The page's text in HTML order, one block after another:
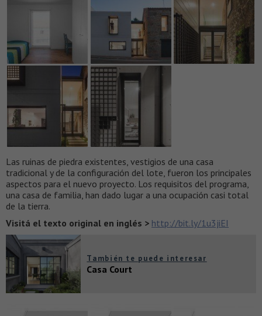
Las ruinas de piedra existentes, vestigios de una casa
tradicional y de la configuración del lote, fueron los principales
aspectos para el nuevo proyecto. Los requisitos del programa,
una casa de familia, han dado lugar a una ocupación casi total
de la tierra.
Visitá el texto original en inglés > http://bit.ly/1u3jiEI
También te puede interesar
Casa Court